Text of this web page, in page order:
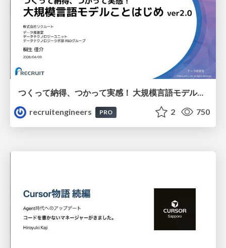
つくって納得、つかって実感！ 大規模言語モデルことはじめ ver2.0
recruitengineers
PRO 2 750